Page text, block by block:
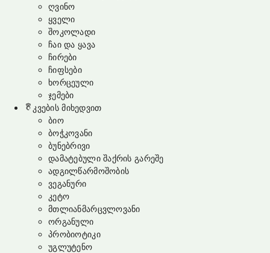
ღვინო
ყველი
შოკოლადი
ჩაი და ყავა
ჩირები
ჩიფსები
ხორცეული
ჯემები
კვების მიხედვით
ბიო
ბოჭკოვანი
ბუნებრივი
დამატებული შაქრის გარეშე
ადგილწარმოშობის
ვეგანური
კეტო
მთლიანმარცვლოვანი
ორგანული
პრობიოტიკი
უგლუტენო